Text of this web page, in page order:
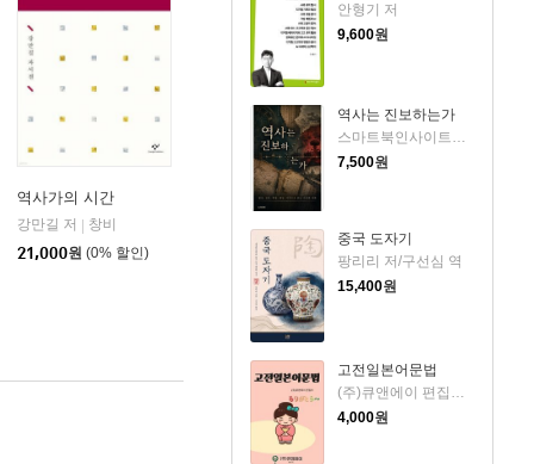
안형기 저
9,600원
역사는 진보하는가
스마트북인사이트랩 저
7,500원
중국 도자기
팡리리 저/구선심 역
15,400원
고전일본어문법
4,000원
역사가의 시간
강만길 저 | 창비
21,000원 (0% 할인)